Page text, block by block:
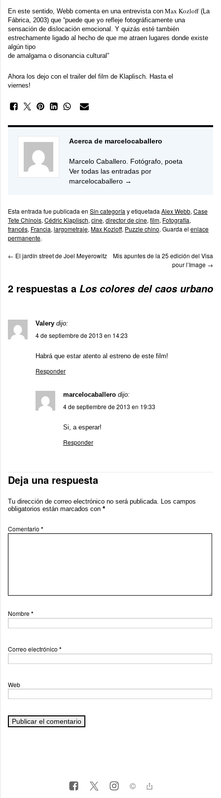
En este sentido, Webb comenta en una entrevista con Max Kozloff(La
Fábrica, 2003) que “puede que yo refleje fotográficamente una
sensación de dislocación emocional. Y quizás esté también
estrechamente ligado al hecho de que me atraen lugares donde existe
algún tipo
de amalgama o disonancia cultural”
Ahora los dejo con el trailer del film de Klaplisch. Hasta el
viernes!
Acerca de marcelocaballero
Marcelo Caballero. Fotógrafo, poeta
Ver todas las entradas por
marcelocaballero →
Esta entrada fue publicada en Sin categoría y etiquetada Alex Webb, Case
Tete Chinois, Cédric Klaplisch, cine, director de cine, film, Fotografía,
francés, Francia, largometraje, Max Kozloff, Puzzle chino. Guarda el enlace
permanente.
← El jardín street de Joel Meyerowitz
Mis apuntes de la 25 edición del Visa
pour l’Image →
2 respuestas a Los colores del caos urbano
Valery dijo:
4 de septiembre de 2013 en 14:23
Habrá que estar atento al estreno de este film!
Responder
marcelocaballero dijo:
4 de septiembre de 2013 en 19:33
Si, a esperar!
Responder
Deja una respuesta
Tu dirección de correo electrónico no será publicada. Los campos
obligatorios están marcados con *
Comentario *
Nombre*
Correo electrónico *
Web